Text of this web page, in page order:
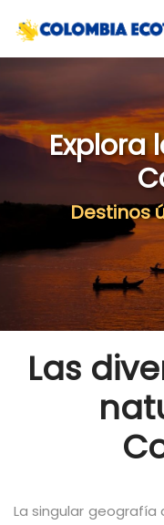
Explora
Destinos
Las
La singular geografía